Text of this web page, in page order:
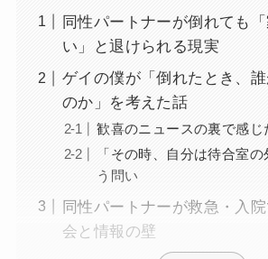
同性パートナーが倒れても
い」と退けられる現実
ゲイの僕が「倒れたとき、
のか」を考えた話
歓喜のニュースの裏で感じ
「その時、自分は待合室
う問い
同性パートナーが救急・入
会と情報の壁